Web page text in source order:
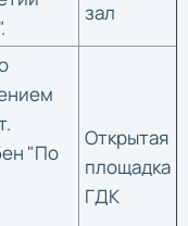
зал
"По
Открытая
площадка
ГДК